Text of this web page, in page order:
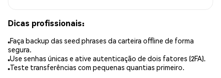
Dicas profissionais:
Faça backup das seed phrases da carteira offline de forma
segura.
Use senhas únicas e ative autenticação de dois fatores (2FA).
Teste transferências com pequenas quantias primeiro.